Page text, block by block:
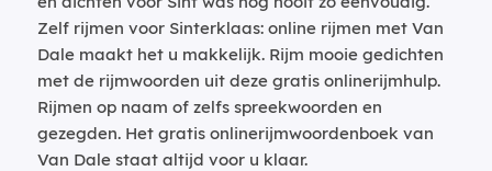
Zelf rijmen voor Sinterklaas: online rijmen met Van
Dale maakt het u makkelijk. Rijm mooie gedichten
met de rijmwoorden uit deze gratis onlinerijmhulp.
Rijmen op naam of zelfs spreekwoorden en
gezegden. Het gratis onlinerijmwoordenboek van
Van Dale staat altijd voor u klaar.